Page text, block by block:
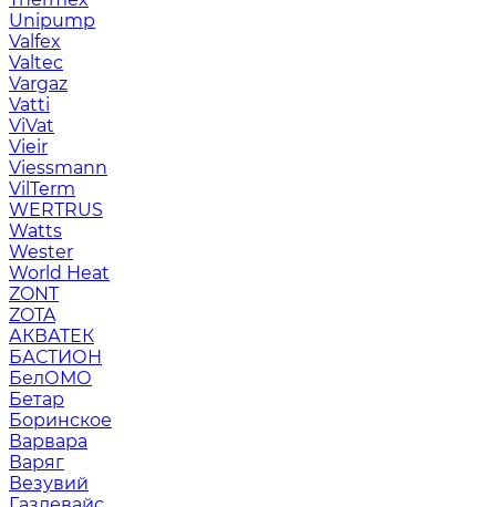
Unipump
Valfex
Valtec
Vargaz
Vatti
ViVat
Vieir
Viessmann
VilTerm
WERTRUS
Watts
Wester
World Heat
ZONT
ZOTA
АКВАТЕК
БАСТИОН
БелОМО
Бетар
Боринское
Варвара
Варяг
Везувий